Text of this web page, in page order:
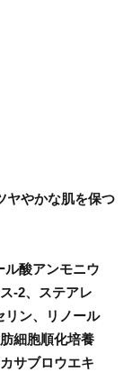
ヤやかな肌を保つ
ル酸アンモニウ
-2、ステアレ
リン、リノール
細胞順化培養
サブロウエキ